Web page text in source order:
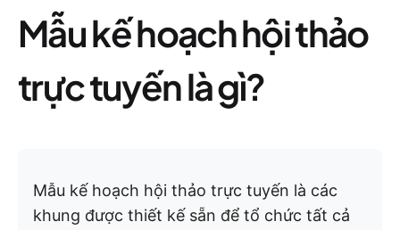
Mẫu kế hoạch hội thảo
trực tuyến là gì?
Mẫu kế hoạch hội thảo trực tuyến là các
khung được thiết kế sẵn để tổ chức tất cả